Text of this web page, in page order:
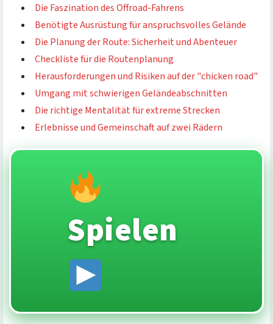
Die Faszination des Offroad-Fahrens
Benötigte Ausrüstung für anspruchsvolles Gelände
Die Planung der Route: Sicherheit und Abenteuer
Checkliste für die Routenplanung
Herausforderungen und Risiken auf der "chicken road"
Umgang mit schwierigen Geländeabschnitten
Die richtige Mentalität für extreme Strecken
Erlebnisse und Gemeinschaft auf zwei Rädern
Spielen